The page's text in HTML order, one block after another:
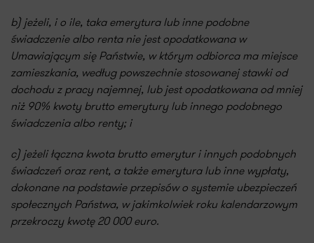
b) jeżeli, i o ile, taka emerytura lub inne podobne
świadczenie albo renta nie jest opodatkowana w
Umawiającym się Państwie, w którym odbiorca ma miejsce
zamieszkania, według powszechnie stosowanej stawki od
dochodu z pracy najemnej, lub jest opodatkowana od mniej
niż 90% kwoty brutto emerytury lub innego podobnego
świadczenia albo renty; i
c) jeżeli łączna kwota brutto emerytur i innych podobnych
świadczeń oraz rent, a także emerytura lub inne wypłaty,
dokonane na podstawie przepisów o systemie ubezpieczeń
społecznych Państwa, w jakimkolwiek roku kalendarzowym
przekroczy kwotę 20 000 euro.